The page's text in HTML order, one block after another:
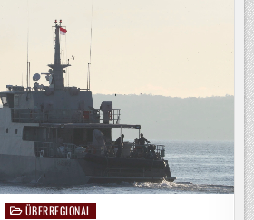
WIEDEREINSTIEG
GIBT
NICHT“
PostedÜBERREGIONAL